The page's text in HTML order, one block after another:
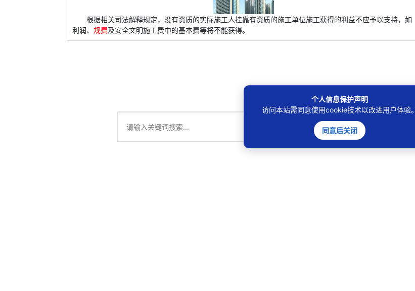
根据相关司法解释规定，没有资质的实际施工人挂靠有资质的施工单位施工获得的利益不应予以支持，如
利润、 规费及安全文明施工费中的基本费等将不能获得。
个人信息保护声明
访问本站需同意使用cookie技术以改进用户体验。
同意后关闭